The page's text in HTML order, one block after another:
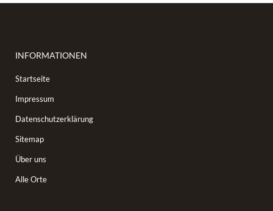
INFORMATIONEN
Startseite
Impressum
Datenschutzerklärung
Sitemap
Über uns
Alle Orte